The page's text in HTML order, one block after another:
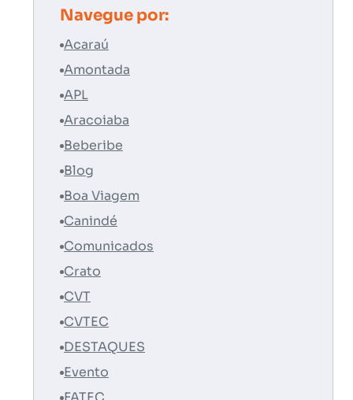
Navegue por:
Acaraú
Amontada
APL
Aracoiaba
Beberibe
Blog
Boa Viagem
Canindé
Comunicados
Crato
CVT
CVTEC
DESTAQUES
Evento